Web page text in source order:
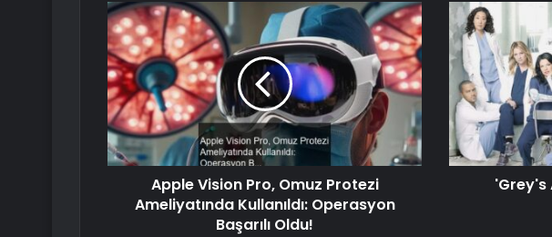
Apple Vision Pro, Omuz Protezi
Ameliyatında Kullanıldı: Operasyon
Başarılı Oldu!
'Grey's